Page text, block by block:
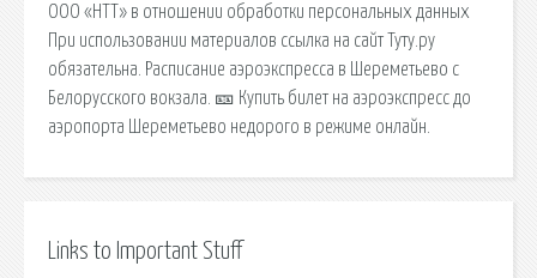
ООО «НТТ» в отношении обработки персональных данных
При использовании материалов ссылка на сайт Туту.ру
обязательна. Расписание аэроэкспресса в Шереметьево с
Белорусского вокзала. 🎫 Купить билет на аэроэкспресс до
аэропорта Шереметьево недорого в режиме онлайн.
Links to Important Stuff